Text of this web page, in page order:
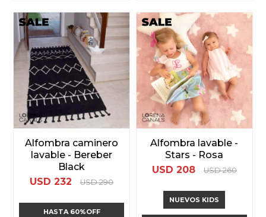
Alfombra caminero
lavable - Bereber
Black
USD 232 USD 290
HASTA 60%OFF
Alfombra lavable -
Stars - Rosa
USD 208 USD 260
NUEVOS KIDS